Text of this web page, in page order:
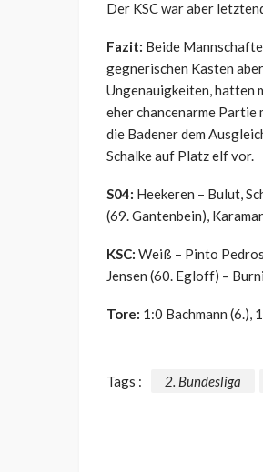
Der KSC war aber
Fazit: Beide
gegnerischen Kasten
Ungenauigkeiten, hatten
eher chancenarme Partie
die Badener dem
Schalke auf Platz elf vor.
S04: Heekeren – Bulut,
(69. Gantenbein),
KSC: Weiß – Pinto
Jensen (60. Egloff) –
Tore: 1:0 Bachmann (6.),
Tags : 2. Bundesliga